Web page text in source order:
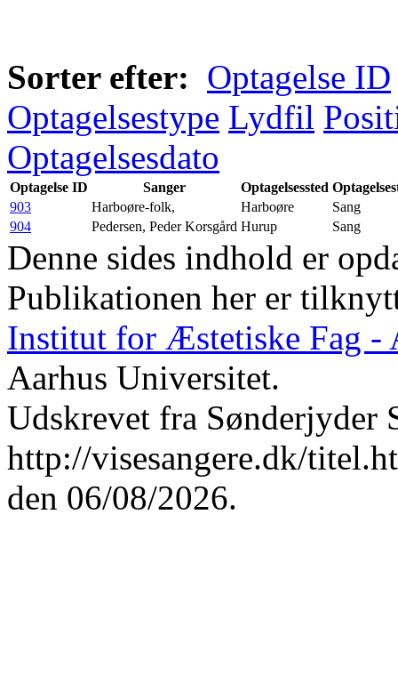
Sorter efter: Optagelse ID
Optagelsestype Lydfil
Optagelsesdato
Optagelse ID Sanger Optagelsessted
903
Harboøre-folk, Harboøre
Sang
904
Pedersen, Peder Korsgård Hurup Sang
Denne sides indhold er
Publikationen her er
Institut for Æstetiske Fag -
Aarhus Universitet.
Udskrevet fra Sønderjyder
http://visesangere.dk/
den 06/08/2026.